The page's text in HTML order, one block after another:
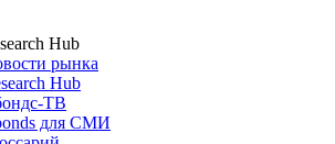
Hub
рынка
Hub
ТВ
для СМИ